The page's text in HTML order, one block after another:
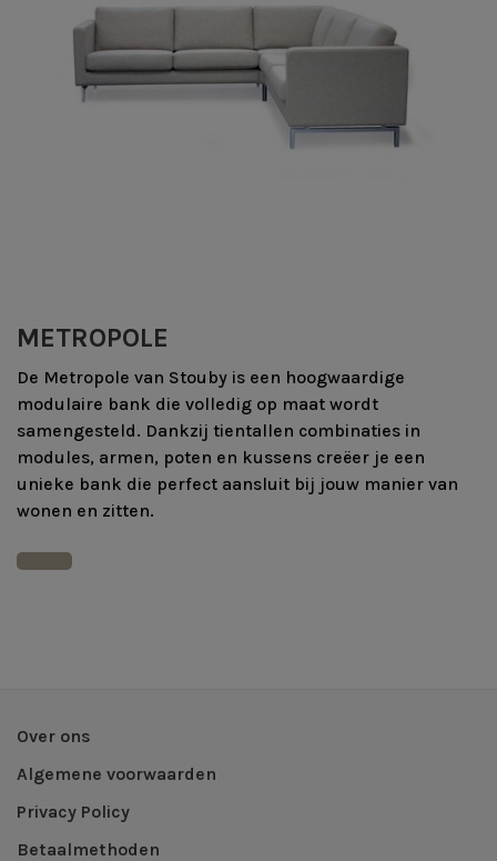
METROPOLE
De Metropole van Stouby is een hoogwaardige
modulaire bank die volledig op maat wordt
samengesteld. Dankzij tientallen combinaties in
modules, armen, poten en kussens creëer je een
unieke bank die perfect aansluit bij jouw manier van
wonen en zitten.
Over ons
Algemene voorwaarden
Privacy Policy
Betaalmethoden